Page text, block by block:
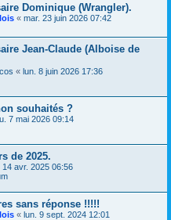
Dominique (Wrangler).
« mar. 23 juin 2026 07:42
Jean-Claude (Alboise de
« lun. 8 juin 2026 17:36
souhaités ?
7 mai 2026 09:14
de 2025.
14 avr. 2025 06:56
sans réponse !!!!!
« lun. 9 sept. 2024 12:01